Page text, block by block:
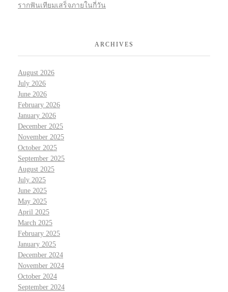
รากฟันเทียมเสร็จภายในกี่วัน
ARCHIVES
August 2026
July 2026
June 2026
February 2026
January 2026
December 2025
November 2025
October 2025
September 2025
August 2025
July 2025
June 2025
May 2025
April 2025
March 2025
February 2025
January 2025
December 2024
November 2024
October 2024
September 2024